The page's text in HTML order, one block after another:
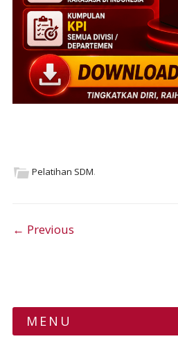
Pelatihan SDM.
Post navigation
← Previous
MENU